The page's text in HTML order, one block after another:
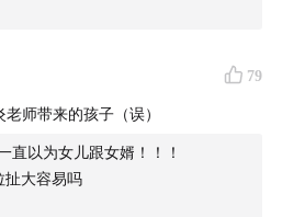
79
师带来的孩子（误）
直以为女儿跟女婿！！！
扯大容易吗